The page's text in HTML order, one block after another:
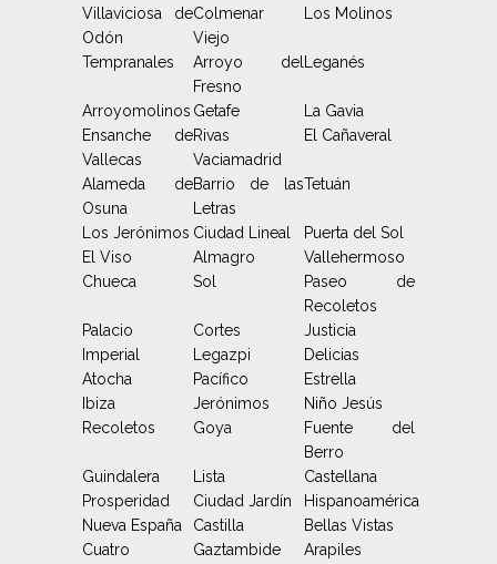
Villaviciosa de
Odón
Colmenar
Viejo
Los Molinos
Tempranales
Arroyo del
Fresno
Leganés
Arroyomolinos Getafe
La Gavia
Ensanche de
Vallecas
Rivas
Vaciamadrid
El Cañaveral
Alameda de
Osuna
Barrio de las
Letras
Tetuán
Los Jerónimos Ciudad Lineal
Puerta del Sol
El Viso
Almagro
Vallehermoso
Chueca
Sol
Paseo de
Recoletos
Palacio
Cortes
Justicia
Imperial
Legazpi
Delicias
Atocha
Pacífico
Estrella
Ibiza
Jerónimos
Niño Jesús
Recoletos
Goya
Fuente del
Berro
Guindalera
Lista
Castellana
Prosperidad
Ciudad Jardín
Hispanoamérica
Nueva España
Castilla
Bellas Vistas
Cuatro
Gaztambide Arapiles